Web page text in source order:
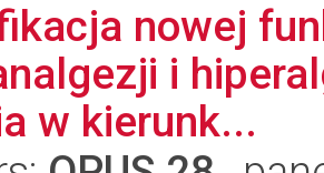
nowej
i
w kierunk...